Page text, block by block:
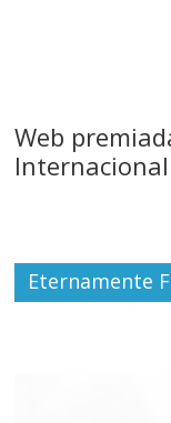
Web
Eternamente